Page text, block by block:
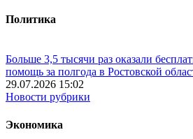
Политика
Больше 3,5 тысячи раз оказали
помощь за полгода в Ростовской
29.07.2026 15:02
Новости рубрики
Экономика